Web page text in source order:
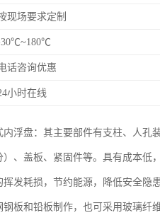
现场要求定制
话咨询优惠
小时在线
内浮盘：其主要部件有支柱、人孔
、盖板、紧固件等。具有成本低
发耗损，节约能源，降低安全隐
钢板和铅板制作，也可采用玻璃纤